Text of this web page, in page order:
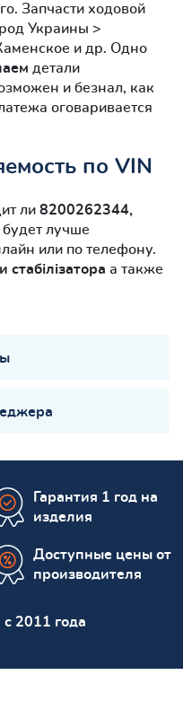
Запчасти ходовой
Украины >
и др. Одно
детали
и безнал, как
оговаривается
по VIN
ли 8200262344,
будет лучше
или по телефону.
стабілізатора а также
Гарантия 1 год на
изделия
Доступные цены от
производителя
с 2011 года